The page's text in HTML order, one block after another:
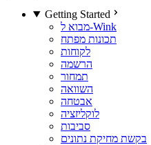
Getting Started
מבוא ל-Wink
תכונות מפתח
לקוחות
הרשמה
תמחור
השוואה
אבטחה
לוקליזציה
סביבות
בקשת מחיקת נתונים